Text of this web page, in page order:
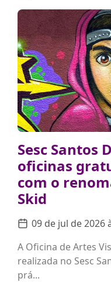
Sesc Santos
oficinas
com o
Skid
09 de jul de 2026
A Oficina de Artes
realizada no Sesc
prá...